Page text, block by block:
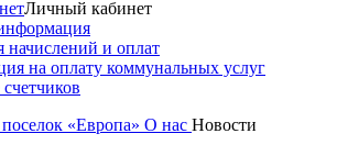
Личный кабинет
начислений и оплат
на оплату коммунальных услуг
«Европа» О нас Новости